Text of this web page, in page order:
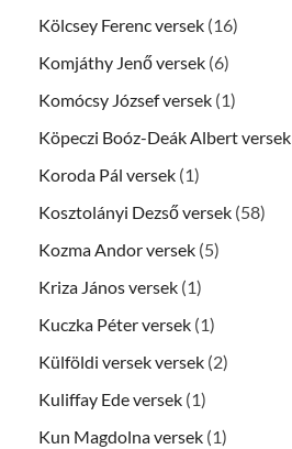
Kölcsey Ferenc versek (16)
Komjáthy Jenő versek (6)
Komócsy József versek (1)
Köpeczi Boóz-Deák Albert versek
Koroda Pál versek (1)
Kosztolányi Dezső versek (58)
Kozma Andor versek (5)
Kriza János versek (1)
Kuczka Péter versek (1)
Külföldi versek versek (2)
Kuliffay Ede versek (1)
Kun Magdolna versek (1)